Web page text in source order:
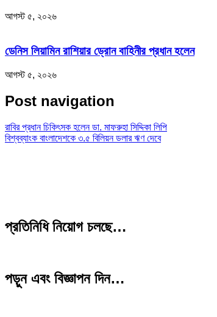
আগস্ট ৫, ২০২৬
ডেনিস লিয়ামিন রাশিয়ার ড্রোন বাহিনীর প্রধান হলেন
আগস্ট ৫, ২০২৬
Post navigation
রাবির প্রধান চিকিৎসক হলেন ডা. মাফরুহা সিদ্দিকা লিপি
বিশ্বব্যাংক বাংলাদেশকে ৩.৫ বিলিয়ন ডলার ঋণ দেবে
প্রতিনিধি নিয়োগ চলছে…
পড়ুন এবং বিজ্ঞাপন দিন…